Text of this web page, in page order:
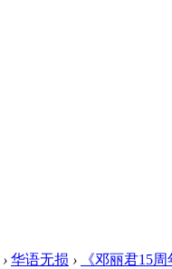
› 华语无损 ›
《邓丽君15